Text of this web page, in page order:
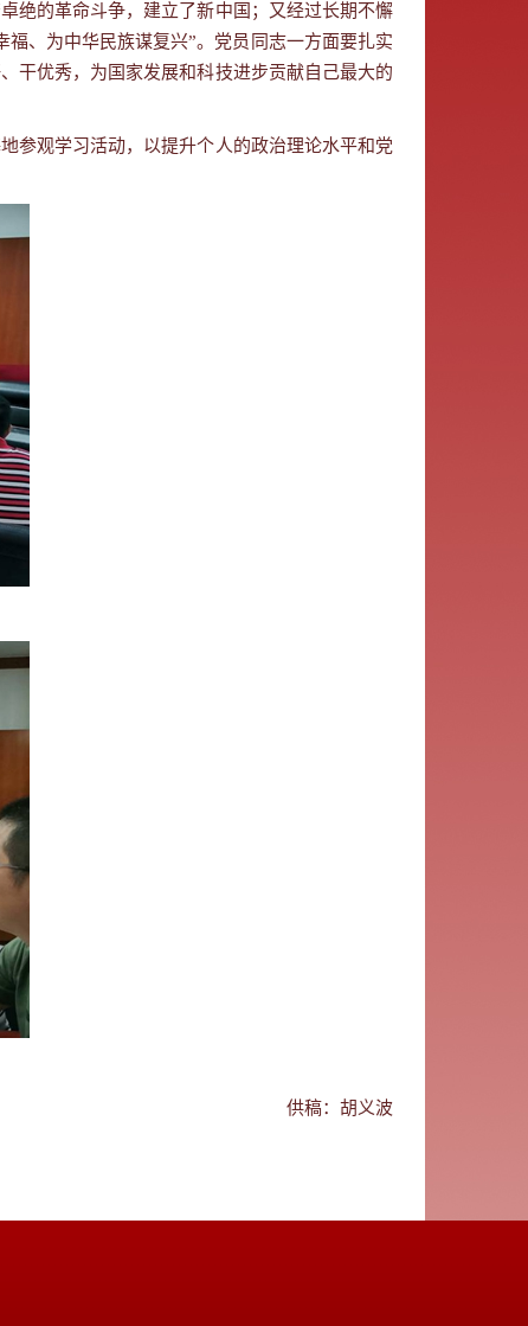
绝的革命斗争，建立了新中国；又经过长期不懈
、为中华民族谋复兴”。党员同志一方面要扎实
干优秀，为国家发展和科技进步贡献自己最大的
参观学习活动，以提升个人的政治理论水平和党
供稿：胡义波